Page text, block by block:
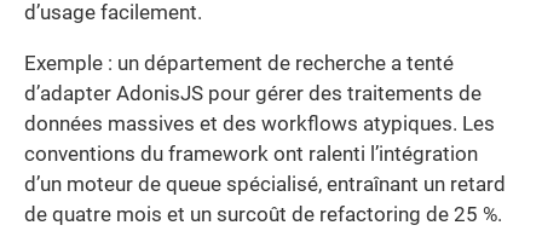
d’usage facilement.
Exemple : un département de recherche a tenté
d’adapter AdonisJS pour gérer des traitements de
données massives et des workflows atypiques. Les
conventions du framework ont ralenti l’intégration
d’un moteur de queue spécialisé, entraînant un retard
de quatre mois et un surcoût de refactoring de 25 %.